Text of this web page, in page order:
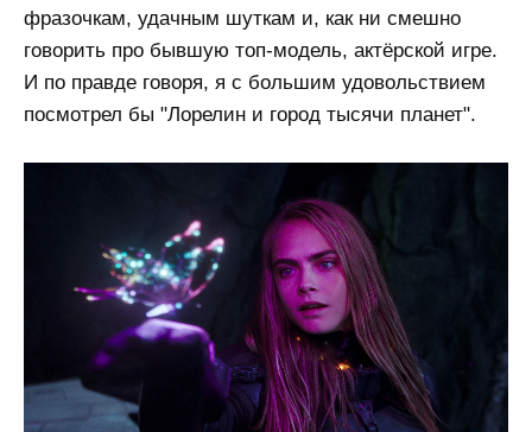
фразочкам, удачным шуткам и, как ни смешно
говорить про бывшую топ-модель, актёрской игре.
И по правде говоря, я с большим удовольствием
посмотрел бы "Лорелин и город тысячи планет".